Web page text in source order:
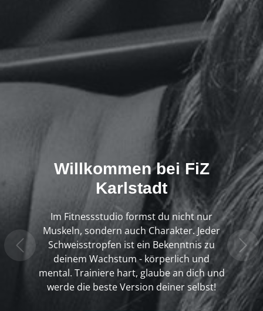
Willkommen beiFiZ
Karlstadt
Im Fitnessstudio formst du nicht nur
Muskeln, sondern auch Charakter. Jeder
Schweisstropfen ist ein Bekenntnis zu
deinem Wachstum - körperlich und
mental. Trainiere hart, glaube an dich und
werde die beste Version deiner selbst!